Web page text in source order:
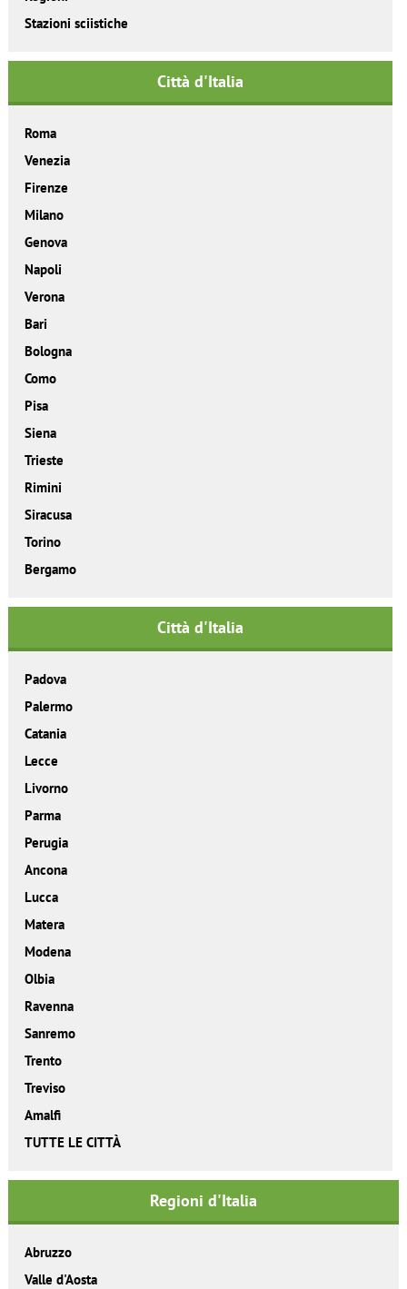
Stazioni sciistiche
Città d'Italia
Roma
Venezia
Firenze
Milano
Genova
Napoli
Verona
Bari
Bologna
Como
Pisa
Siena
Trieste
Rimini
Siracusa
Torino
Bergamo
Città d'Italia
Padova
Palermo
Catania
Lecce
Livorno
Parma
Perugia
Ancona
Lucca
Matera
Modena
Olbia
Ravenna
Sanremo
Trento
Treviso
Amalfi
TUTTE LE CITTÀ
Regioni d'Italia
Abruzzo
Valle d'Aosta